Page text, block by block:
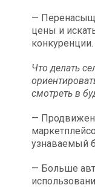
—
цены и
конкуренции.
Что делать
смотреть в
—
узнаваемый
— Больше